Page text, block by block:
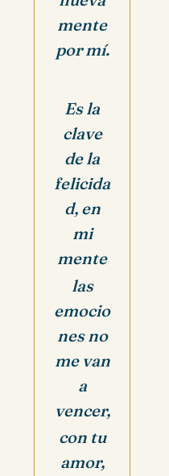
mente
por mí.
Es la
clave
de la
felicida
d, en
mi
mente
las
emocio
nes no
me van
a
vencer,
con tu
amor,